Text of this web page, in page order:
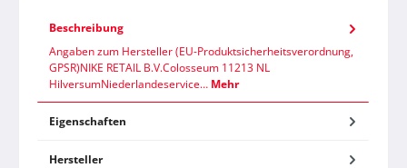
Beschreibung
Angaben zum Hersteller (EU-Produktsicherheitsverordnung,
GPSR)NIKE RETAIL B.V.Colosseum 11213 NL
HilversumNiederlandeservice… Mehr
Eigenschaften
Hersteller